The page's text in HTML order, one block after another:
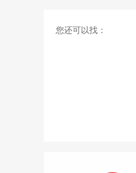
您还可以找：